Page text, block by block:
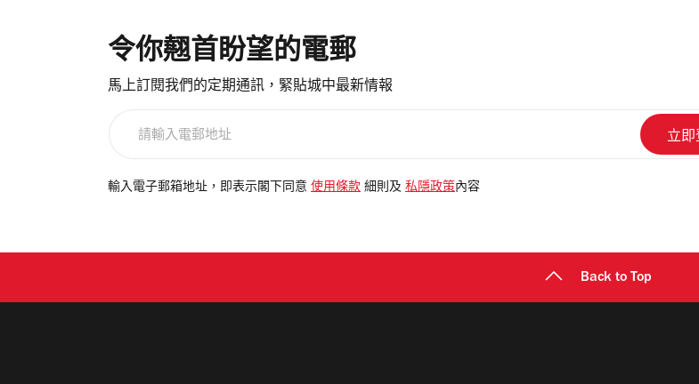
令你翹首盼望的電郵
馬上訂閱我們的定期通訊，緊貼城中最新情報
電
輸入電子郵箱地址，即表示閣下同意 使用條款 細則及 私隱政策 內容
Back to Top